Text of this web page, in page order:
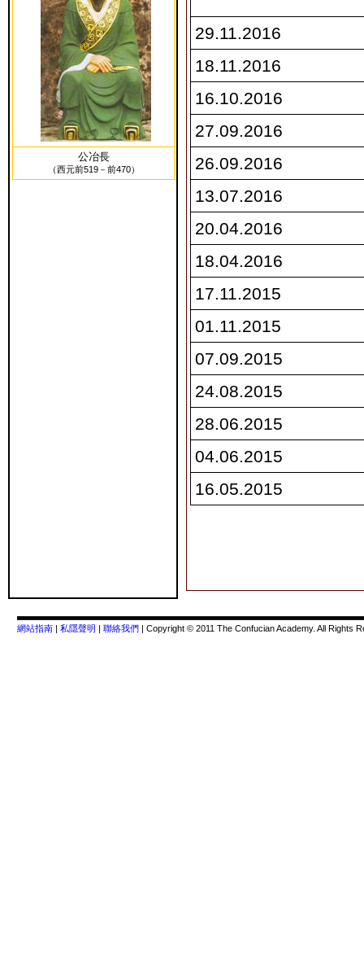
公冶長
（西元前519－前470）
29.11.2016
18.11.2016
16.10.2016
27.09.2016
26.09.2016
13.07.2016
20.04.2016
18.04.2016
17.11.2015
01.11.2015
07.09.2015
24.08.2015
28.06.2015
04.06.2015
16.05.2015
網站指南 | 私隱聲明 | 聯絡我們 | Copyright © 2011 The Confucian Academy. All Rights